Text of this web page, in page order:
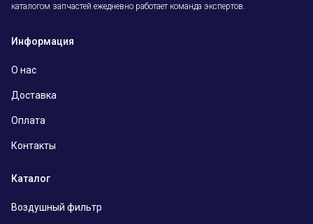
каталогом запчастей ежедневно работает команда экспертов.
Информация
О нас
Доставка
Оплата
Контакты
Каталог
Воздушный фильтр